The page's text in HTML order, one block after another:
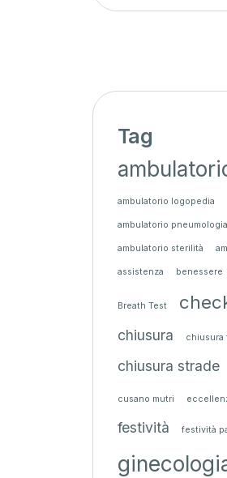
Tag
ambulatorio logopedia
ambulatorio pneumologia
ambulatorio sterilità
assistenza benessere
Breath Test
chiusura chiusura
chiusura strade
cusano mutri
festività
festività